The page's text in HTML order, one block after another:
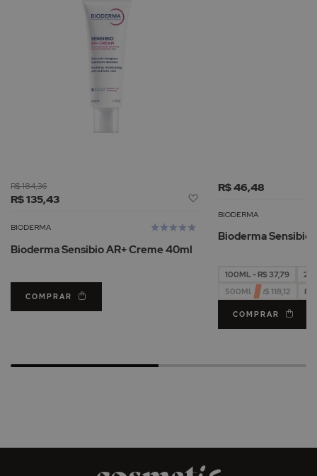
R$ 135,43
R$ 184,36
BIODERMA
Avaliação:
Bioderma Sensibio AR+ Creme 40ml
COMPRAR
R$ 46,48
BIODERMA
Bioderma Sensibio
100ML - R$ 37,79
500ML - R$ 118,12
COMPRAR